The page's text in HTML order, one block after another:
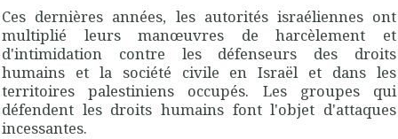
Ces dernières années, les autorités israéliennes ont
multiplié leurs manœuvres de harcèlement et
d'intimidation contre les défenseurs des droits
humains et la société civile en Israël et dans les
territoires palestiniens occupés. Les groupes qui
défendent les droits humains font l'objet d'attaques
incessantes.